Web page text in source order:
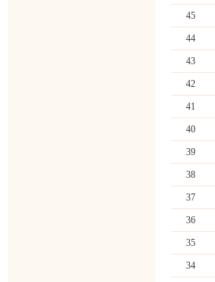
45
44
43
42
41
40
39
38
37
36
35
34